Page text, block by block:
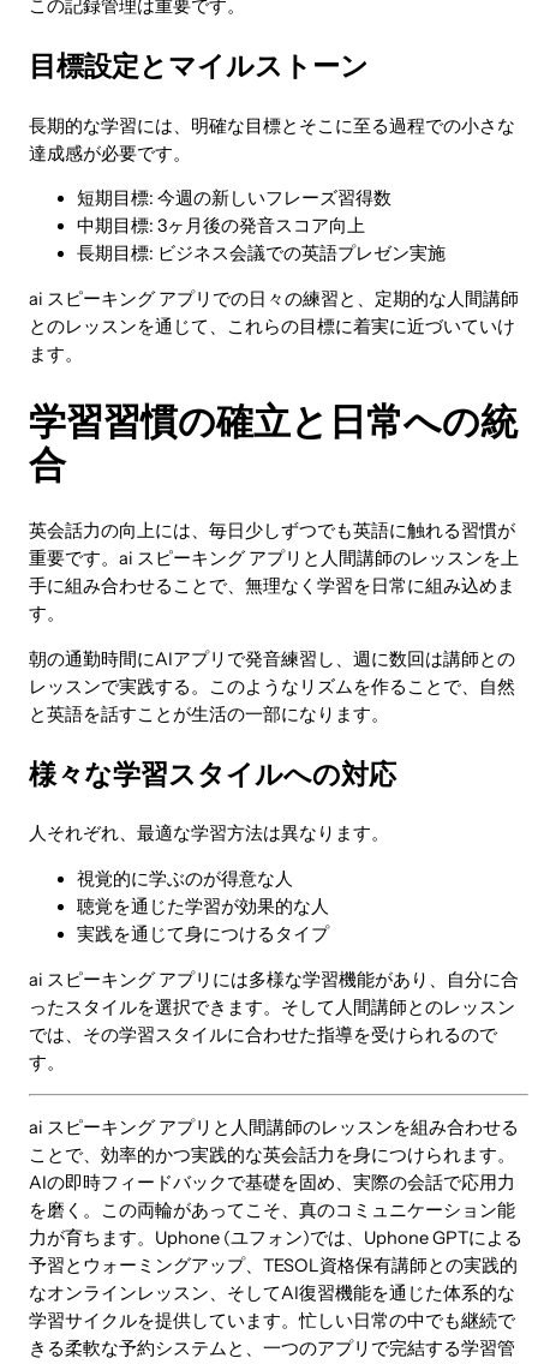
この記録管理は重要です。
目標設定とマイルストーン
長期的な学習には、明確な目標とそこに至る過程での小さな
達成感が必要です。
短期目標: 今週の新しいフレーズ習得数
中期目標: 3ヶ月後の発音スコア向上
長期目標: ビジネス会議での英語プレゼン実施
ai スピーキング アプリでの日々の練習と、定期的な人間講師
とのレッスンを通じて、これらの目標に着実に近づいていけ
ます。
学習習慣の確立と日常への統
合
英会話力の向上には、毎日少しずつでも英語に触れる習慣が
重要です。ai スピーキング アプリと人間講師のレッスンを上
手に組み合わせることで、無理なく学習を日常に組み込めま
す。
朝の通勤時間にAIアプリで発音練習し、週に数回は講師との
レッスンで実践する。このようなリズムを作ることで、自然
と英語を話すことが生活の一部になります。
様々な学習スタイルへの対応
人それぞれ、最適な学習方法は異なります。
視覚的に学ぶのが得意な人
聴覚を通じた学習が効果的な人
実践を通じて身につけるタイプ
ai スピーキング アプリには多様な学習機能があり、自分に合
ったスタイルを選択できます。そして人間講師とのレッスン
では、その学習スタイルに合わせた指導を受けられるので
す。
ai スピーキング アプリと人間講師のレッスンを組み合わせる
ことで、効率的かつ実践的な英会話力を身につけられます。
AIの即時フィードバックで基礎を固め、実際の会話で応用力
を磨く。この両輪があってこそ、真のコミュニケーション能
力が育ちます。Uphone (ユフォン)では、Uphone GPTによる
予習とウォーミングアップ、TESOL資格保有講師との実践的
なオンラインレッスン、そしてAI復習機能を通じた体系的な
学習サイクルを提供しています。忙しい日常の中でも継続で
きる柔軟な予約システムと、一つのアプリで完結する学習管